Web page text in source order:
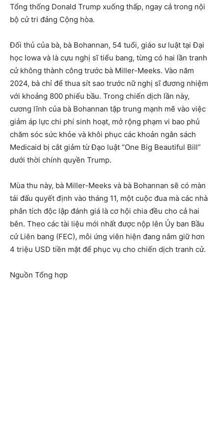
Tổng thống Donald Trump xuống thấp, ngay cả trong nội
bộ cử tri đảng Cộng hòa.
Đối thủ của bà, bà Bohannan, 54 tuổi, giáo sư luật tại Đại
học Iowa và là cựu nghị sĩ tiểu bang, từng có hai lần tranh
cử không thành công trước bà Miller-Meeks. Vào năm
2024, bà chỉ để thua sít sao trước nữ nghị sĩ đương nhiệm
với khoảng 800 phiếu bầu. Trong chiến dịch lần này,
cương lĩnh của bà Bohannan tập trung mạnh mẽ vào việc
giảm áp lực chi phí sinh hoạt, mở rộng phạm vi bao phủ
chăm sóc sức khỏe và khôi phục các khoản ngân sách
Medicaid bị cắt giảm từ Đạo luật “One Big Beautiful Bill”
dưới thời chính quyền Trump.
Mùa thu này, bà Miller-Meeks và bà Bohannan sẽ có màn
tái đấu quyết định vào tháng 11, một cuộc đua mà các nhà
phân tích độc lập đánh giá là cơ hội chia đều cho cả hai
bên. Theo các tài liệu mới nhất được nộp lên Ủy ban Bầu
cử Liên bang (FEC), mỗi ứng viên hiện đang nắm giữ hơn
4 triệu USD tiền mặt để phục vụ cho chiến dịch tranh cử.
Nguồn Tổng hợp